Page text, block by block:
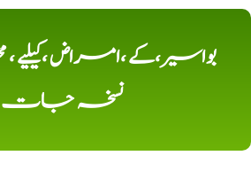
بواسیر،کے ،امراض ،کیلیے ،
نسخہ جات